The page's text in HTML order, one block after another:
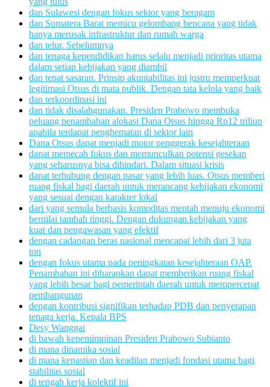
dan Sulawesi dengan fokus sektor yang beragam
dan Sumatera Barat memicu gelombang bencana yang tidak
hanya merusak infrastruktur dan rumah warga
dan telur. Sebelumnya
dan tenaga kependidikan harus selalu menjadi prioritas utama
dalam setiap kebijakan yang diambil
dan tepat sasaran. Prinsip akuntabilitas ini justru memperkuat
legitimasi Otsus di mata publik. Dengan tata kelola yang baik
dan terkoordinasi ini
dan tidak disalahgunakan. Presiden Prabowo membuka
peluang penambahan alokasi Dana Otsus hingga Rp12 triliun
apabila terdapat penghematan di sektor lain
Dana Otsus dapat menjadi motor penggerak kesejahteraan
dapat memecah fokus dan memunculkan potensi gesekan
yang seharusnya bisa dihindari. Dalam situasi krisis
dapat terhubung dengan pasar yang lebih luas. Otsus memberi
ruang fiskal bagi daerah untuk merancang kebijakan ekonomi
yang sesuai dengan karakter lokal
dari yang semula berbasis komoditas mentah menuju ekonomi
bernilai tambah tinggi. Dengan dukungan kebijakan yang
kuat dan pengawasan yang efektif
dengan cadangan beras nasional mencapai lebih dari 3 juta
ton
dengan fokus utama pada peningkatan kesejahteraan OAP.
Penambahan ini diharapkan dapat memberikan ruang fiskal
yang lebih besar bagi pemerintah daerah untuk mempercepat
pembangunan
dengan kontribusi signifikan terhadap PDB dan penyerapan
tenaga kerja. Kepala BPS
Desy Wanggai
di bawah kepemimpinan Presiden Prabowo Subianto
di mana dinamika sosial
di mana kepastian dan keadilan menjadi fondasi utama bagi
stabilitas sosial
di tengah kerja kolektif ini